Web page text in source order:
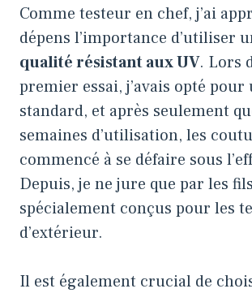
Comme testeur en chef, j’ai
dépens l’importance d’utiliser
qualité résistant aux UV. Lors
premier essai, j’avais opté pour
standard, et après seulement
semaines d’utilisation, les
commencé à se défaire sous
Depuis, je ne jure que par les fils
spécialement conçus pour les
d’extérieur.
Il est également crucial de